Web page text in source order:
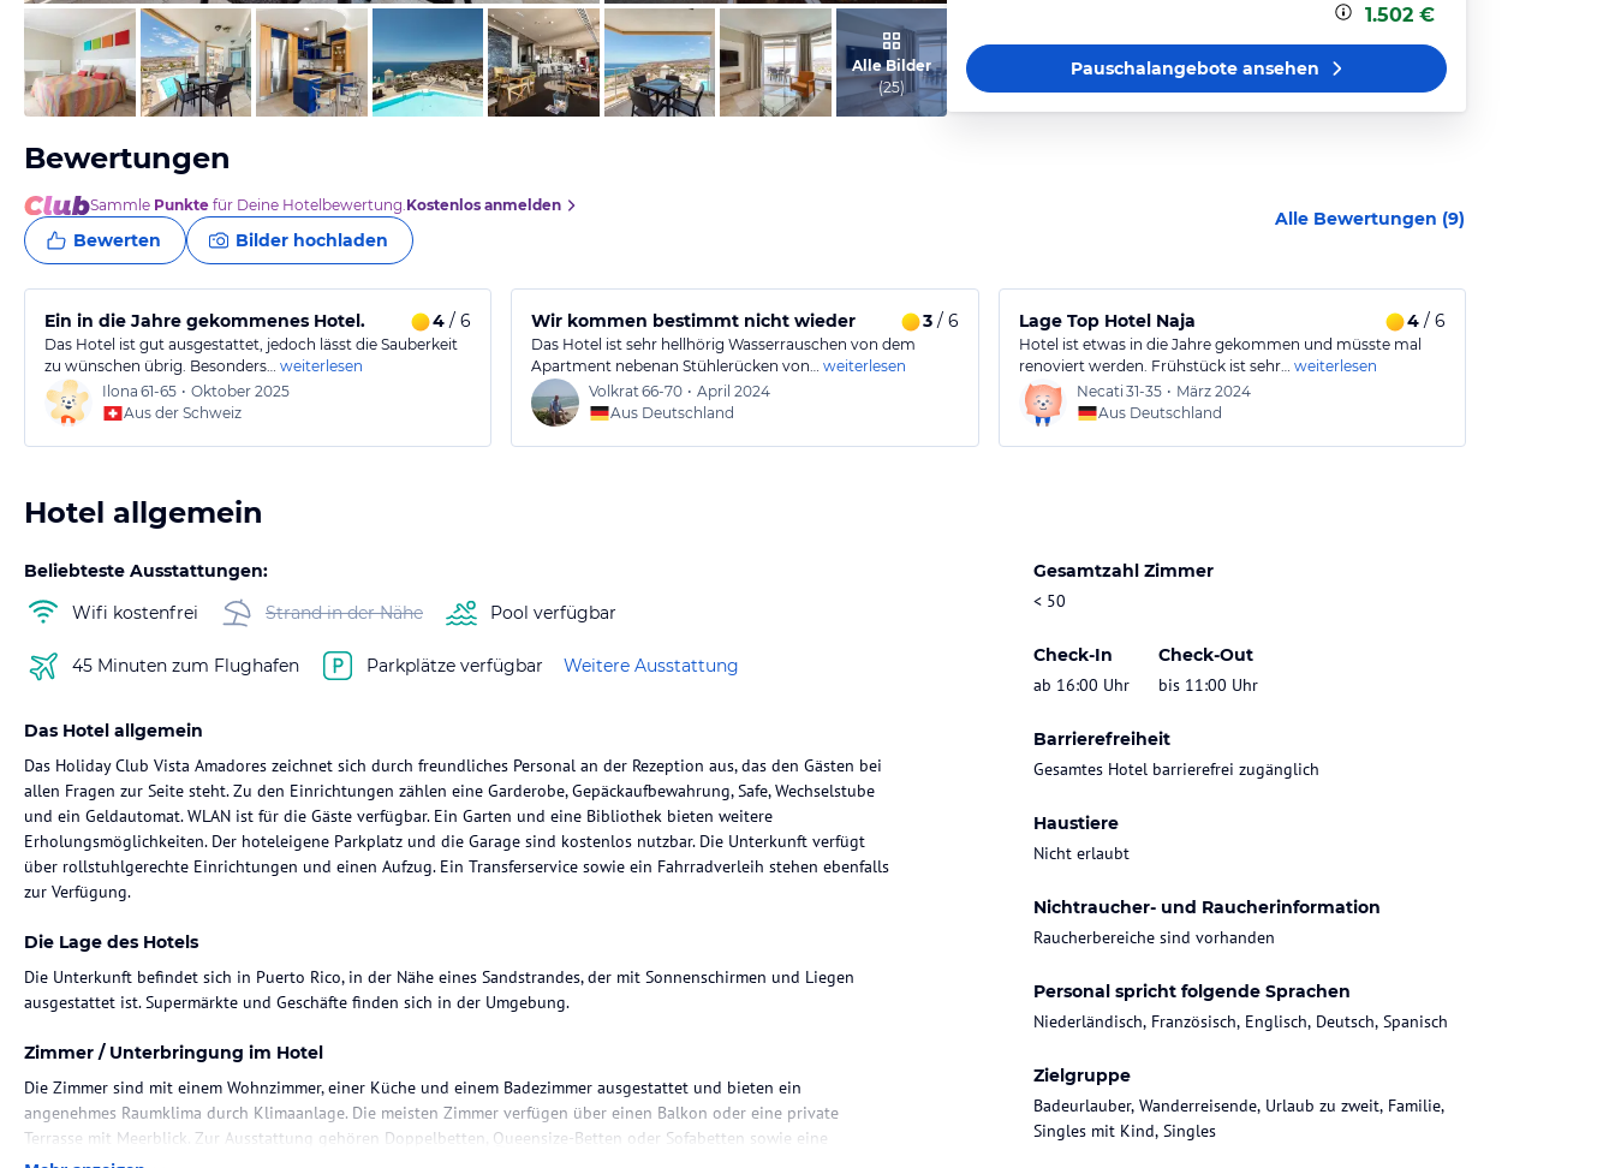
vom Hotelier, März 2022 von Nathalie, April 2010
Alle Bilder
(25)
1.502 €
Pauschalangeboteansehen
Bewertungen
Sammle Punkte für Deine Hotelbewertung.Kostenlos anmelden
Bewerten Bilder hochladen
Alle Bewertungen (9)
Ein in die Jahre gekommenes Hotel. 4 / 6
Das Hotel ist gut ausgestattet, jedoch lässt die Sauberkeit
zu wünschen übrig. Besonders… weiterlesen
Ilona 61-65 • Oktober 2025
Aus der Schweiz
Wir kommen bestimmt nicht wieder 3/ 6
Das Hotel ist sehr hellhörig Wasserrauschen von dem
Apartment nebenan Stühlerücken von… weiterlesen
Volkrat66-70 • April 2024
Aus Deutschland
Lage Top Hotel Naja 4/ 6
Hotel ist etwas in die Jahre gekommen und müsste mal
renoviert werden. Frühstück ist sehr… weiterlesen
Necati 31-35 • März 2024
Aus Deutschland
Hotel allgemein
Beliebteste Ausstattungen:
Wifi kostenfrei
Strand in der Nähe Pool verfügbar
45 Minuten zum Flughafen Parkplätze verfügbar Weitere Ausstattung
Gesamtzahl Zimmer
< 50
Check-In
ab 16:00 Uhr
Check-Out
bis 11:00 Uhr
Barrierefreiheit
Gesamtes Hotel barrierefrei zugänglich
Haustiere
Nicht erlaubt
Nichtraucher- und Raucherinformation
Raucherbereiche sind vorhanden
Personal spricht folgende Sprachen
Niederländisch, Französisch, Englisch, Deutsch, Spanisch
Zielgruppe
Badeurlauber, Wanderreisende, Urlaub zu zweit, Familie,
Singles mit Kind, Singles
Das Hotel allgemein
Das Holiday Club Vista Amadores zeichnet sich durch freundliches Personal an der Rezeption aus, das den Gästen bei
allen Fragen zur Seite steht. Zu den Einrichtungen zählen eine Garderobe, Gepäckaufbewahrung, Safe, Wechselstube
und ein Geldautomat. WLAN ist für die Gäste verfügbar. Ein Garten und eine Bibliothek bieten weitere
Erholungsmöglichkeiten. Der hoteleigene Parkplatz und die Garage sind kostenlos nutzbar. Die Unterkunft verfügt
über rollstuhlgerechte Einrichtungen und einen Aufzug. Ein Transferservice sowie ein Fahrradverleih stehen ebenfalls
zur Verfügung.
Die Lage des Hotels
Die Unterkunft befindet sich in Puerto Rico, in der Nähe eines Sandstrandes, der mit Sonnenschirmen und Liegen
ausgestattet ist. Supermärkte und Geschäfte finden sich in der Umgebung.
Zimmer / Unterbringung im Hotel
Die Zimmer sind mit einem Wohnzimmer, einer Küche und einem Badezimmer ausgestattet und bieten ein
angenehmes Raumklima durch Klimaanlage. Die meisten Zimmer verfügen über einen Balkon oder eine private
Terrasse mit Meerblick. Zur Ausstattung gehören Doppelbetten, Queensize-Betten oder Sofabetten sowie eine
Kochnische mit Kühlschrank, Mikrowelle und Tee-/Kaffeemaschine. Jedes Zimmer ist auch mit einem Safe, einem